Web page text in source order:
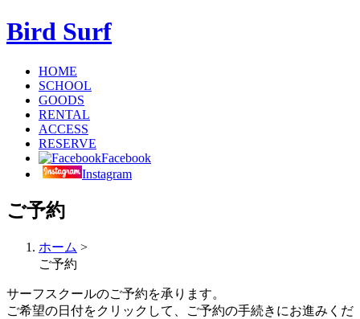
Bird Surf
HOME
SCHOOL
GOODS
RENTAL
ACCESS
RESERVE
Facebook
Instagram
ご予約
ホーム >
ご予約
サーフスクールのご予約を承ります。
ご希望の日付をクリックして、ご予約の手続きにお進みくだ